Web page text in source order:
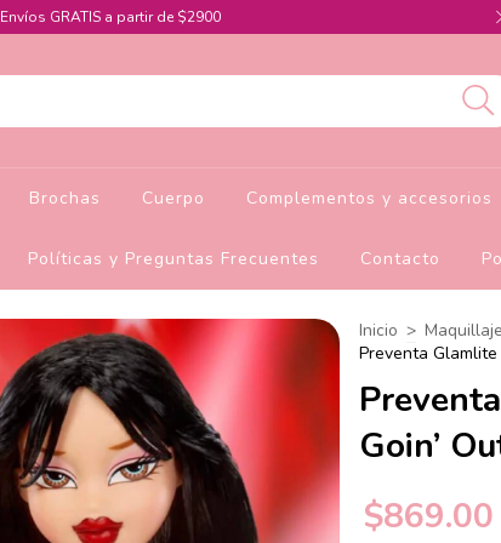
Envíos GRATIS a partir de $2900
Brochas Cuerpo Complementos y accesorios
Políticas y Preguntas Frecuentes Contacto
Inicio > Maquillaje
Preventa Glamlite
Goin’
$869.00